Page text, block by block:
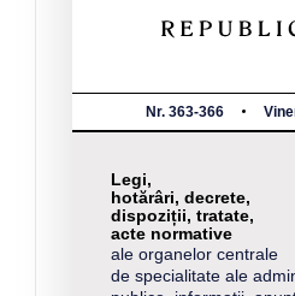
Nr. 363-366
Legi,
hotărâri, decrete,
dispoziții, tratate,
acte normative
ale organelor centrale
de specialitate ale